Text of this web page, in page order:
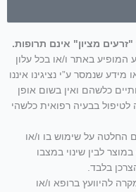
מציון" אינם תרופות.
המופיע באתר ו/או בכל עלון
שנמסר ע”י נציגינו איננו
כלשהם ואין בשום אופן
בבעיה רפואית כלשהי
החלטה על שימוש בו ו/או
לבין שינוי במצבו
בלבד.
להיוועץ ברופא ו/או